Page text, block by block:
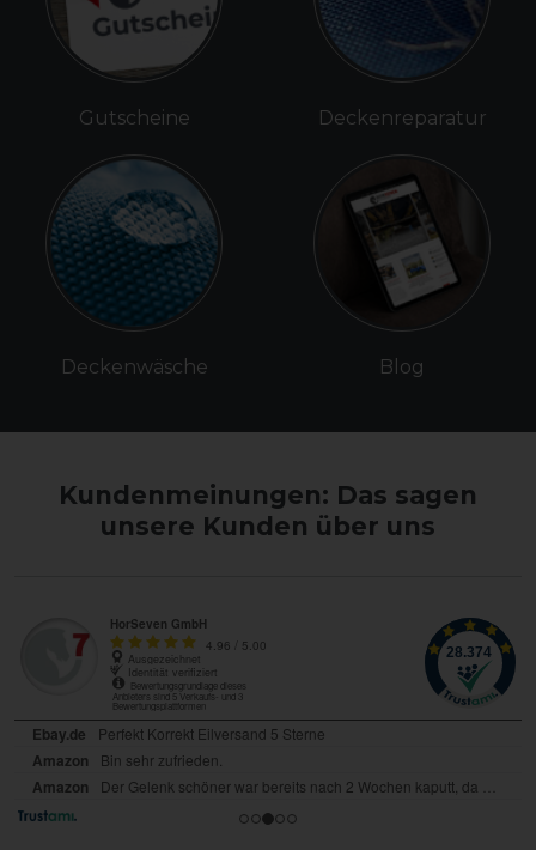
Gutscheine
Deckenwäsche
Deckenreparatur
Blog
Kundenmeinungen: Das sagen
unsere Kunden über uns